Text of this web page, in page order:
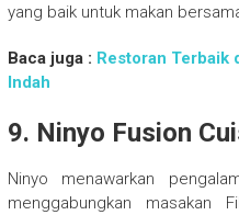
yang baik untuk makan
Baca juga : Restoran Terbaik
Indah
9. Ninyo Fusion
Ninyo menawarkan
menggabungkan masakan